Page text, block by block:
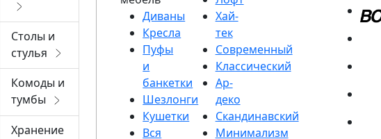
Столы и
стулья
Комоды и
тумбы
Хранение
Диваны
Кресла
Пуфы
и
банкетки
Шезлонги
Кушетки